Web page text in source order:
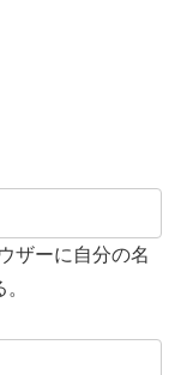
ザーに自分の名